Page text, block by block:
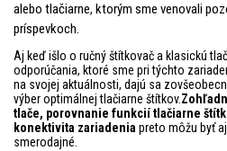
alebo tlačiarne, ktorým sme venovali
príspevkoch.
Aj keď išlo o ručný štítkovač a klasickú
odporúčania, ktoré sme pri týchto
na svojej aktuálnosti, dajú sa
výber optimálnej tlačiarne štítkov.
tlače, porovnanie funkcií tlačiarne
konektivita zariadenia preto môžu byť
smerodajné.